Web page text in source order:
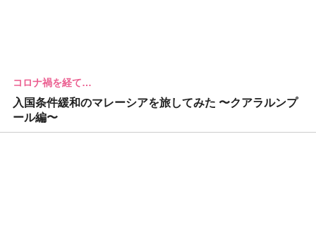
コロナ禍を経て…
入国条件緩和のマレーシアを旅してみた 〜クアラルンプ
ール編〜